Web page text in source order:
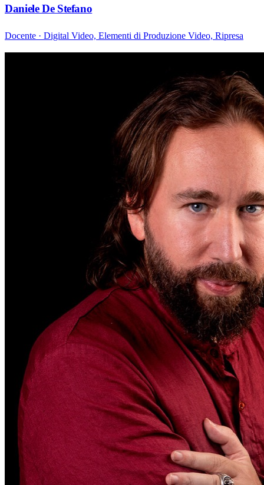
Daniele De Stefano
Docente · Digital Video, Elementi di Produzione Video, Ripresa